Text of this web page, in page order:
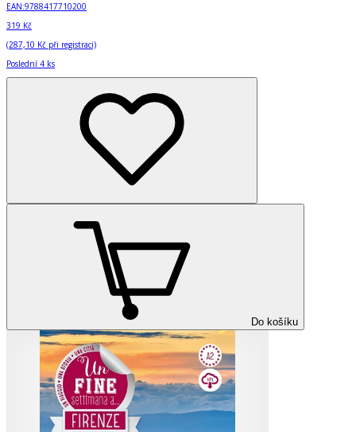
EAN:9788417710200
319 Kč
(287,10 Kč při registraci)
Poslední 4 ks
Do košíku